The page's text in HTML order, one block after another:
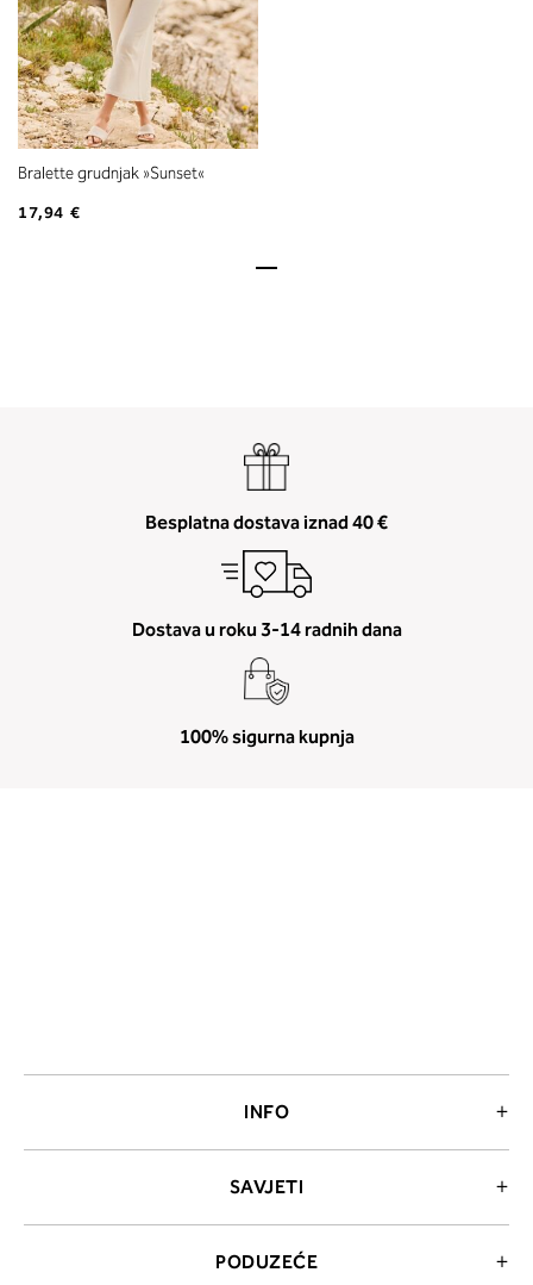
Bralette grudnjak »Sunset«
17,94 €
Besplatna dostava iznad 40 €
Dostava u roku 3-14 radnih dana
100% sigurna kupnja
INFO
SAVJETI
PODUZEĆE
vdolbine med prsmi. V razdelku 2.
boste prebrali, katera globina
ustreza vaši meri (A, B …) – iščite v
obsegom.